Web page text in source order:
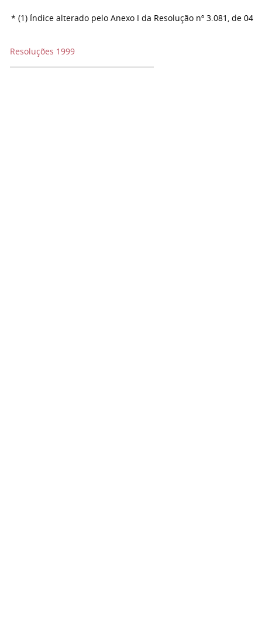
* (1) Índice alterado pelo Anexo I da Resolução nº 3.081, de 04/
Resoluções 1999